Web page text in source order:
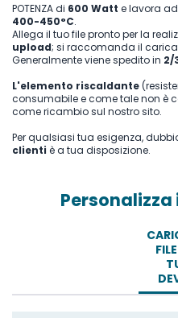
POTENZA di 600 Watt e lavora
400-450°C.
Allega il tuo file pronto per la
upload; si raccomanda il
Generalmente viene spedito in 2/
L'elemento riscaldante
consumabile e come tale non è
come ricambio sul nostro sito.
Per qualsiasi tua esigenza,
clienti è a tua disposizione.